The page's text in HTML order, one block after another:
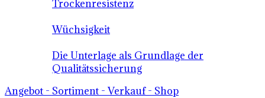
Trockenresistenz
Wüchsigkeit
Die Unterlage als Grundlage der
Qualitätssicherung
Angebot - Sortiment - Verkauf - Shop